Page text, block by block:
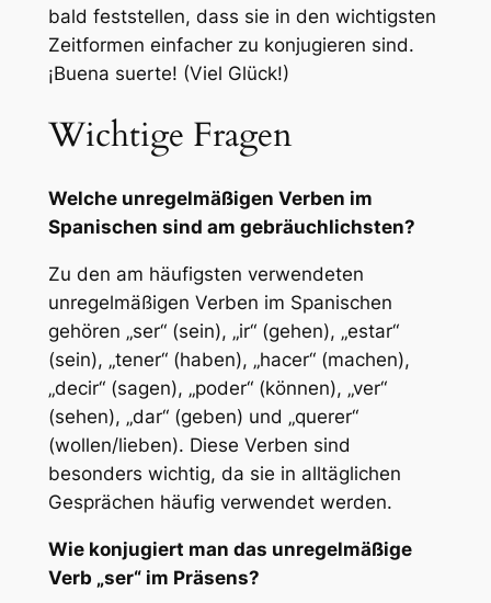
bald feststellen, dass sie in den wichtigsten
Zeitformen einfacher zu konjugieren sind.
¡Buena suerte! (Viel Glück!)
Wichtige Fragen
Welche unregelmäßigen Verben im
Spanischen sind am gebräuchlichsten?
Zu den am häufigsten verwendeten
unregelmäßigen Verben im Spanischen
gehören „ser“ (sein), „ir“ (gehen), „estar“
(sein), „tener“ (haben), „hacer“ (machen),
„decir“ (sagen), „poder“ (können), „ver“
(sehen), „dar“ (geben) und „querer“
(wollen/lieben). Diese Verben sind
besonders wichtig, da sie in alltäglichen
Gesprächen häufig verwendet werden.
Wie konjugiert man das unregelmäßige
Verb „ser“ im Präsens?